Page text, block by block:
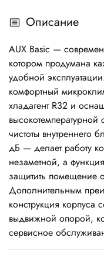
Описание
AUX Basic —
котором продумана
удобной
комфортный
хладагент R32 и
чистоты внутреннего
дБ — делает работу
незаметной, а
защитить помещение
Дополнительным
конструкция
выдвижной опорой,
сервисное